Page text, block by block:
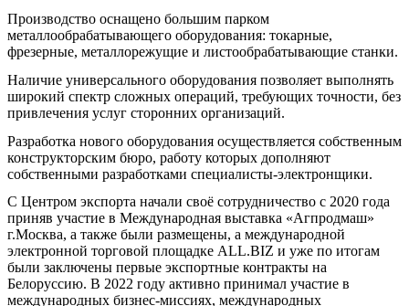
Производство оснащено большим парком
металлообрабатывающего оборудования: токарные,
фрезерные, металлорежущие и листообрабатывающие станки.
Наличие универсального оборудования позволяет выполнять
широкий спектр сложных операций, требующих точности, без
привлечения услуг сторонних организаций.
Разработка нового оборудования осуществляется собственным
конструкторским бюро, работу которых дополняют
собственными разработками специалисты-электронщики.
С Центром экспорта начали своё сотрудничество с 2020 года
приняв участие в Международная выставка «Агпродмаш»
г.Москва, а также были размещены, а международной
электронной торговой площадке ALL.BIZ и уже по итогам
были заключены первые экспортные контракты на
Белоруссию. В 2022 году активно принимал участие в
международных бизнес-миссиях, международных